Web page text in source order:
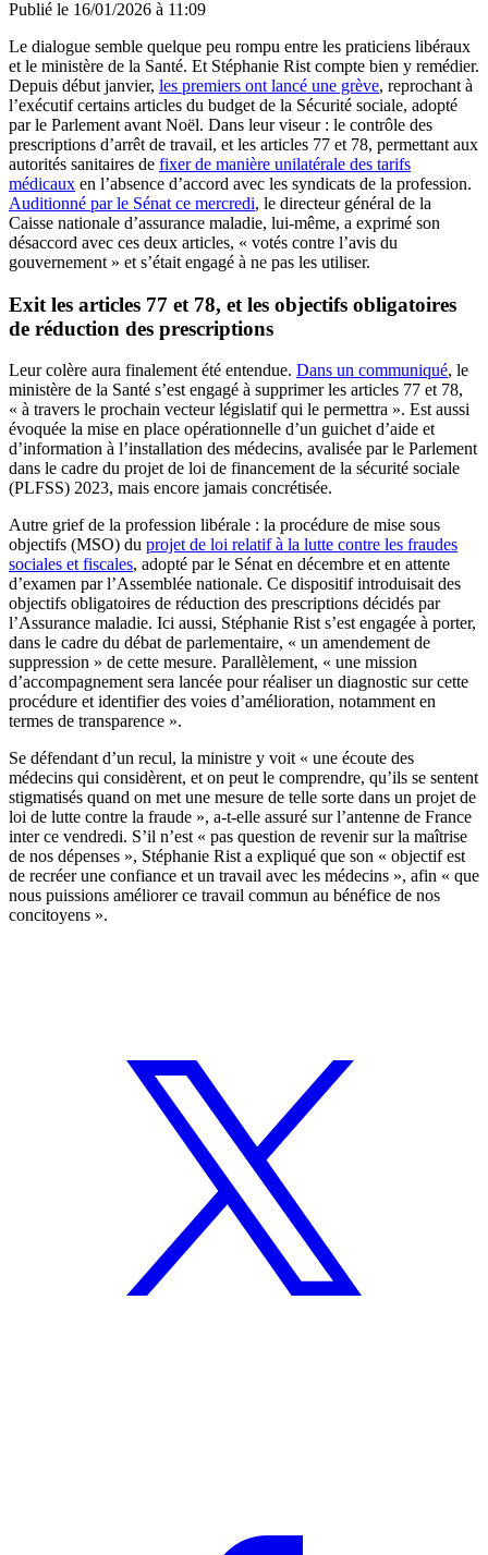
Publié le 16/01/2026 à 11:09
Le dialogue semble quelque peu rompu entre les praticiens libéraux
et le ministère de la Santé. Et Stéphanie Rist compte bien y remédier.
Depuis début janvier, les premiers ont lancé une grève, reprochant à
l’exécutif certains articles du budget de la Sécurité sociale, adopté
par le Parlement avant Noël. Dans leur viseur : le contrôle des
prescriptions d’arrêt de travail, et les articles 77 et 78, permettant aux
autorités sanitaires de fixer de manière unilatérale des tarifs
médicaux en l’absence d’accord avec les syndicats de la profession.
Auditionné par le Sénat ce mercredi, le directeur général de la
Caisse nationale d’assurance maladie, lui-même, a exprimé son
désaccord avec ces deux articles, « votés contre l’avis du
gouvernement » et s’était engagé à ne pas les utiliser.
Exit les articles 77 et 78, et les objectifs obligatoires
de réduction des prescriptions
Leur colère aura finalement été entendue. Dans un communiqué, le
ministère de la Santé s’est engagé à supprimer les articles 77 et 78,
« à travers le prochain vecteur législatif qui le permettra ». Est aussi
évoquée la mise en place opérationnelle d’un guichet d’aide et
d’information à l’installation des médecins, avalisée par le Parlement
dans le cadre du projet de loi de financement de la sécurité sociale
(PLFSS) 2023, mais encore jamais concrétisée.
Autre grief de la profession libérale : la procédure de mise sous
objectifs (MSO) du projet de loi relatif à la lutte contre les fraudes
sociales et fiscales, adopté par le Sénat en décembre et en attente
d’examen par l’Assemblée nationale. Ce dispositif introduisait des
objectifs obligatoires de réduction des prescriptions décidés par
l’Assurance maladie. Ici aussi, Stéphanie Rist s’est engagée à porter,
dans le cadre du débat de parlementaire, « un amendement de
suppression » de cette mesure. Parallèlement, « une mission
d’accompagnement sera lancée pour réaliser un diagnostic sur cette
procédure et identifier des voies d’amélioration, notamment en
termes de transparence ».
Se défendant d’un recul, la ministre y voit « une écoute des
médecins qui considèrent, et on peut le comprendre, qu’ils se sentent
stigmatisés quand on met une mesure de telle sorte dans un projet de
loi de lutte contre la fraude », a-t-elle assuré sur l’antenne de France
inter ce vendredi. S’il n’est « pas question de revenir sur la maîtrise
de nos dépenses », Stéphanie Rist a expliqué que son « objectif est
de recréer une confiance et un travail avec les médecins », afin « que
nous puissions améliorer ce travail commun au bénéfice de nos
concitoyens ».